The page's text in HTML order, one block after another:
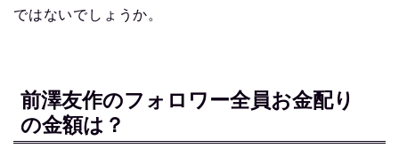
ではないでしょうか。
前澤友作のフォロワー全員お金配り
の金額は？